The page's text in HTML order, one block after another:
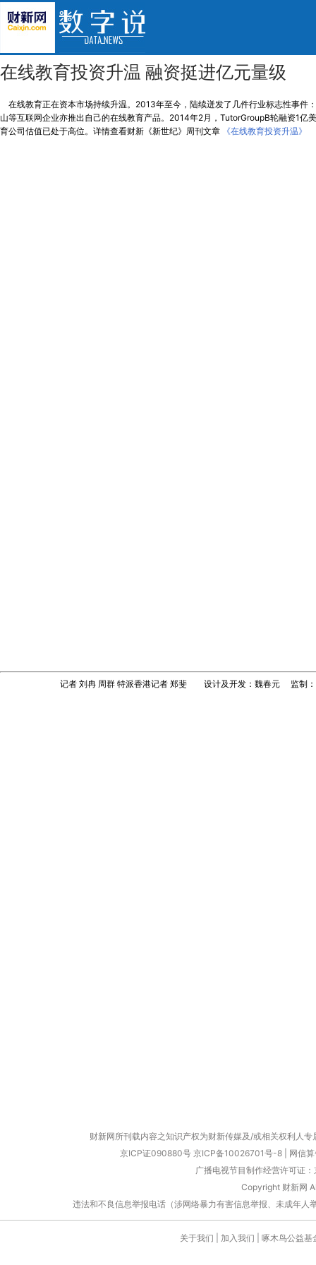
在线教育投资升温 融资挺进亿元量级
在线教育正在资本市场持续升温。2013年至今，陆续迸发了几件行业标志性事件
山等互联网企业亦推出自己的在线教育产品。2014年2月，TutorGroupB轮融资1
育公司估值已处于高位。详情查看财新《新世纪》周刊文章 《在线教育投资升温》
记者 刘冉 周群 特派香港记者 郑斐 设计及开发：魏春元 监
财新网所刊载内容之知识产权为财新传媒及/或相关权利人
京ICP证090880号 京ICP备10026701号-8
网信
广播电视节目制作经营许可证
Copyright 财新网
违法和不良信息举报电话（涉网络暴力有害信息举报、未成
关于我们 加入我们 啄木鸟公益基